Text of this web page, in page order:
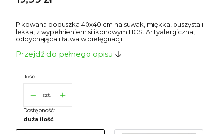
Pikowana poduszka 40x40 cm na suwak, miękka, puszysta i
lekka, z wypełnieniem silikonowym HCS. Antyalergiczna,
oddychająca i łatwa w pielęgnacji.
Przejdź do pełnego opisu
Ilość
szt.
Dostępność:
duża ilość